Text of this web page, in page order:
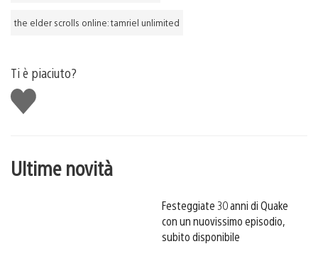
the elder scrolls online: tamriel unlimited
Ti è piaciuto?
Mi
piace
Ultime novità
Festeggiate 30 anni di Quake
con un nuovissimo episodio,
subito disponibile